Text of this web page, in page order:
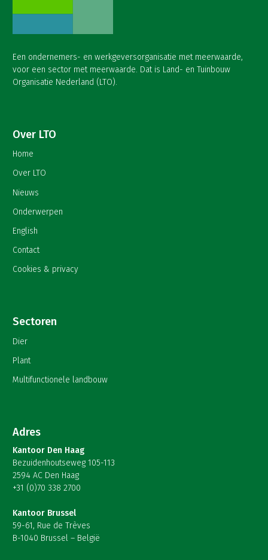
Een ondernemers- en werkgeversorganisatie met meerwaarde,
voor een sector met meerwaarde. Dat is Land- en Tuinbouw
Organisatie Nederland (LTO).
Over LTO
Home
Over LTO
Nieuws
Onderwerpen
English
Contact
Cookies & privacy
Sectoren
Dier
Plant
Multifunctionele landbouw
Adres
Kantoor Den Haag
Bezuidenhoutseweg 105-113
2594 AC Den Haag
+31 (0)70 338 2700
Kantoor Brussel
59-61, Rue de Trèves
B-1040 Brussel – België